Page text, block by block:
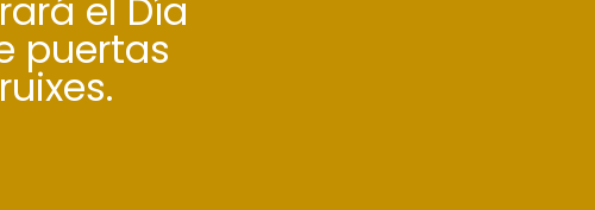
el Día
puertas